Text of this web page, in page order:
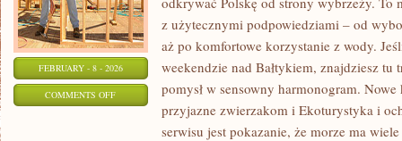
FEBRUARY - 8 - 2026
COMMENTS OFFON
SURFERSKI
z użytecznymi podpowiedziami – od
aż po komfortowe korzystanie z wody.
weekendzie nad Bałtykiem, znajdziesz
pomysł w sensowny harmonogram.
przyjazne zwierzakom i Ekoturystyka i
serwisu jest pokazanie, że morze ma